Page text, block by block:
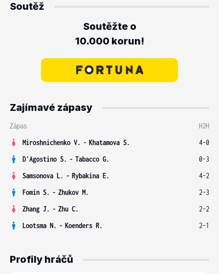
Soutěž
Soutěžte o
10.000 korun!
Zajímavé zápasy
Zápas
H2H
Miroshnichenko V. - Khatamova S.
4-0
D'Agostino S. - Tabacco G.
0-3
Samsonova L. - Rybakina E.
4-2
Fomin S. - Zhukov M.
2-3
Zhang J. - Zhu C.
2-2
Lootsma N. - Koenders R. 2-1
Profily hráčů